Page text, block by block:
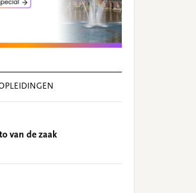
van de zaak